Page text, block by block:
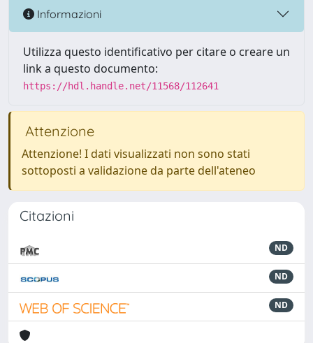
Informazioni
Utilizza questo identificativo per citare o creare un
link a questo documento:
https://hdl.handle.net/11568/112641
Attenzione
Attenzione! I dati visualizzati non sono stati
sottoposti a validazione da parte dell'ateneo
Citazioni
ND
ND
ND